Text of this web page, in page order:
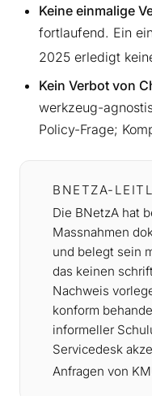
Keine einmalige
fortlaufend. Ein
2025 erledigt
Kein Verbot von
werkzeug-
Policy-Frage;
BNETZA-
Die BNetzA hat
Massnahmen
und belegt sein
das keinen
Nachweis
konform
informeller
Servicedesk
Anfragen von